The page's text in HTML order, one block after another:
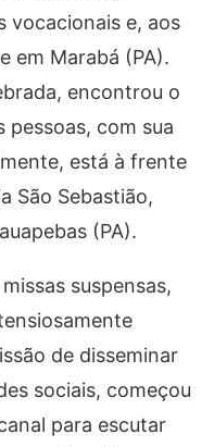
vocacionais e, aos
em Marabá (PA).
encontrou o
pessoas, com sua
está à frente
São Sebastião,
(PA).
suspensas,
de disseminar
sociais, começou
para escutar